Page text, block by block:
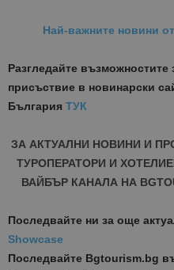
Най-важните новини
Разгледайте
присъствие в новинарски
България ТУК
ЗА АКТУАЛНИ НОВИНИ И
ТУРОПЕРАТОРИ И
ВАЙБЪР КАНАЛА НА
Последвайте ни за още
Showcase
Последвайте Bgtourism.bg